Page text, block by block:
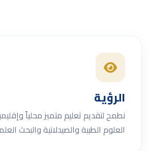
الرؤية
نطمح لتقديم تعليم متميز محلياً
العلوم الطبية والصيدلانية والبحث